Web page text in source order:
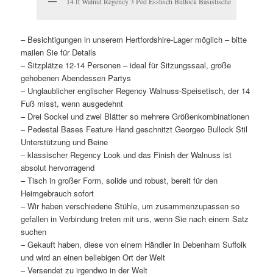
– Besichtigungen in unserem Hertfordshire-Lager möglich – bitte
mailen Sie für Details
– Sitzplätze 12-14 Personen – ideal für Sitzungssaal, große
gehobenen Abendessen Partys
– Unglaublicher englischer Regency Walnuss-Speisetisch, der 14
Fuß misst, wenn ausgedehnt
– Drei Sockel und zwei Blätter so mehrere Größenkombinationen
– Pedestal Bases Feature Hand geschnitzt Georgeo Bullock Stil
Unterstützung und Beine
– klassischer Regency Look und das Finish der Walnuss ist
absolut hervorragend
– Tisch in großer Form, solide und robust, bereit für den
Heimgebrauch sofort
– Wir haben verschiedene Stühle, um zusammenzupassen so
gefallen in Verbindung treten mit uns, wenn Sie nach einem Satz
suchen
– Gekauft haben, diese von einem Händler in Debenham Suffolk
und wird an einen beliebigen Ort der Welt
– Versendet zu irgendwo in der Welt